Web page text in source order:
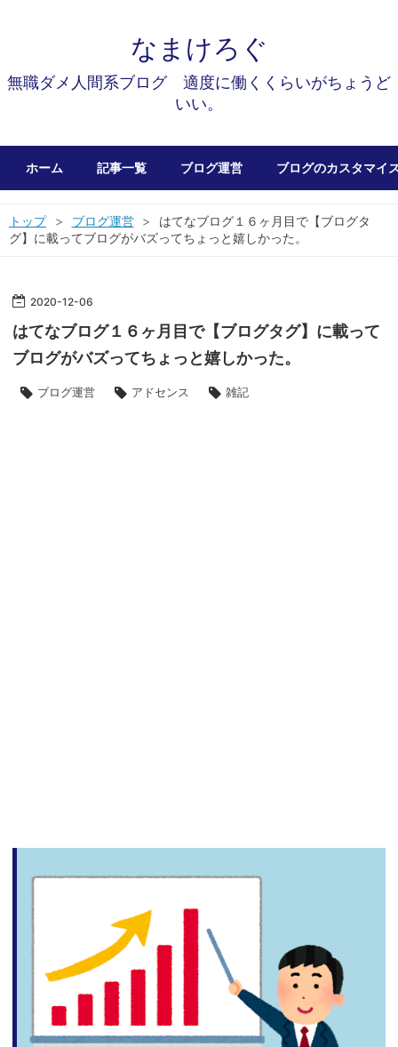
なまけろぐ
無職ダメ人間系ブログ 適度に働くくらいがちょうど
いい。
ホーム 記事一覧 ブログ運営 ブログのカスタマイ
トップ > ブログ運営 >
はてなブログ１６ヶ月目で【ブログタ
グ】に載ってブログがバズってちょっと嬉しかった。
2020-12-06
はてなブログ１６ヶ月目で【ブログタグ】に載って
ブログがバズってちょっと嬉しかった。
ブログ運営 アドセンス 雑記